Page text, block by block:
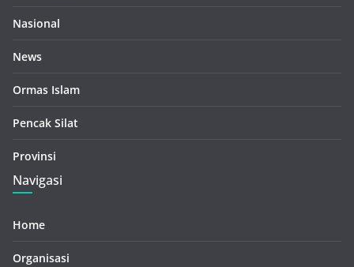
Nasional
News
Ormas Islam
Pencak Silat
Provinsi
Navigasi
Home
Organisasi